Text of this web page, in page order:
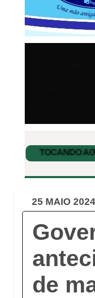
25 MAIO 2024
de